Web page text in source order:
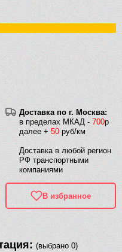
Доставка по г. Москва:
в пределах МКАД - 700р
далее + 50 руб/км
Доставка в любой регион
РФ транспортными
компаниями
В избранное
(выбрано 0)